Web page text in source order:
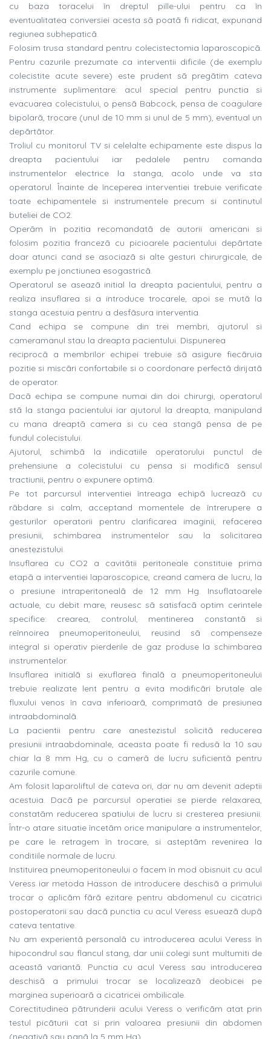
cu baza toracelui în dreptul pille-ului pentru ca în
eventualitatea conversiei acesta sã poatã fi ridicat, expunand
regiunea subhepaticã.
Folosim trusa standard pentru colecistectomia laparoscopicã.
Pentru cazurile prezumate ca interventii dificile (de exemplu
colecistite acute severe) este prudent sã pregãtim cateva
instrumente suplimentare: acul special pentru punctia si
evacuarea colecistului, o pensã Babcock, pensa de coagulare
bipolarã, trocare (unul de 10 mm si unul de 5 mm), eventual un
depãrtãtor.
Troliul cu monitorul TV si celelalte echipamente este dispus la
dreapta pacientului iar pedalele pentru comanda
instrumentelor electrice la stanga, acolo unde va sta
operatorul. Înainte de începerea interventiei trebuie verificate
toate echipamentele si instrumentele precum si continutul
buteliei de CO2.
Operãm în pozitia recomandatã de autorii americani si
folosim pozitia francezã cu picioarele pacientului depãrtate
doar atunci cand se asociazã si alte gesturi chirurgicale, de
exemplu pe jonctiunea esogastricã.
Operatorul se aseazã initial la dreapta pacientului, pentru a
realiza insuflarea si a introduce trocarele, apoi se mutã la
stanga acestuia pentru a desfãsura interventia.
Cand echipa se compune din trei membri, ajutorul si
cameramanul stau la dreapta pacientului. Dispunerea
reciprocã a membrilor echipei trebuie sã asigure fiecãruia
pozitie si miscãri confortabile si o coordonare perfectã dirijatã
de operator.
Dacã echipa se compune numai din doi chirurgi, operatorul
stã la stanga pacientului iar ajutorul la dreapta, manipuland
cu mana dreaptã camera si cu cea stangã pensa de pe
fundul colecistului.
Ajutorul, schimbã la indicatiile operatorului punctul de
prehensiune a colecistului cu pensa si modificã sensul
tractiunii, pentru o expunere optimã.
Pe tot parcursul interventiei întreaga echipã lucreazã cu
rãbdare si calm, acceptand momentele de întrerupere a
gesturilor operatorii pentru clarificarea imaginii, refacerea
presiunii, schimbarea instrumentelor sau la solicitarea
anestezistului.
Insuflarea cu CO2 a cavitãtii peritoneale constituie prima
etapã a interventiei laparoscopice, creand camera de lucru, la
o presiune intraperitonealã de 12 mm Hg. Insuflatoarele
actuale, cu debit mare, reusesc sã satisfacã optim cerintele
specifice: crearea, controlul, mentinerea constantã si
reînnoirea pneumoperitoneului, reusind sã compenseze
integral si operativ pierderile de gaz produse la schimbarea
instrumentelor.
Insuflarea initialã si exuflarea finalã a pneumoperitoneului
trebuie realizate lent pentru a evita modificãri brutale ale
fluxului venos în cava inferioarã, comprimatã de presiunea
intraabdominalã.
La pacientii pentru care anestezistul solicitã reducerea
presiunii intraabdominale, aceasta poate fi redusã la 10 sau
chiar la 8 mm Hg, cu o camerã de lucru suficientã pentru
cazurile comune.
Am folosit laparoliftul de cateva ori, dar nu am devenit adeptii
acestuia. Dacã pe parcursul operatiei se pierde relaxarea,
constatãm reducerea spatiului de lucru si cresterea presiunii.
Într-o atare situatie încetãm orice manipulare a instrumentelor,
pe care le retragem în trocare, si asteptãm revenirea la
conditiile normale de lucru.
Instituirea pneumoperitoneului o facem în mod obisnuit cu acul
Veress iar metoda Hasson de introducere deschisã a primului
trocar o aplicãm fãrã ezitare pentru abdomenul cu cicatrici
postoperatorii sau dacã punctia cu acul Veress esueazã dupã
cateva tentative.
Nu am experientã personalã cu introducerea acului Veress în
hipocondrul sau flancul stang, dar unii colegi sunt multumiti de
aceastã variantã. Punctia cu acul Veress sau introducerea
deschisã a primului trocar se localizeazã deobicei pe
marginea superioarã a cicatricei ombilicale.
Corectitudinea pãtrunderii acului Veress o verificãm atat prin
testul picãturii cat si prin valoarea presiunii din abdomen
(negativã sau panã la 5 mm Hg).